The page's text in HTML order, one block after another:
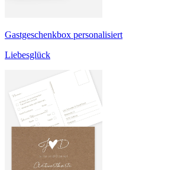
Gastgeschenkbox personalisiert
Liebesglück